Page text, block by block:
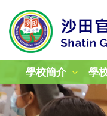
學校簡介 學